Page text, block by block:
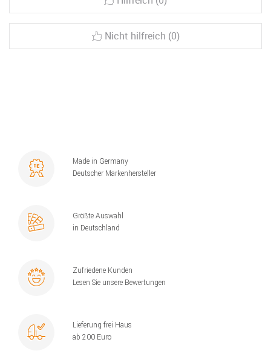
Nicht hilfreich (0)
Made in Germany
Deutscher Markenhersteller
Größte Auswahl
in Deutschland
Zufriedene Kunden
Lesen Sie unsere Bewertungen
Lieferung frei Haus
ab 200 Euro